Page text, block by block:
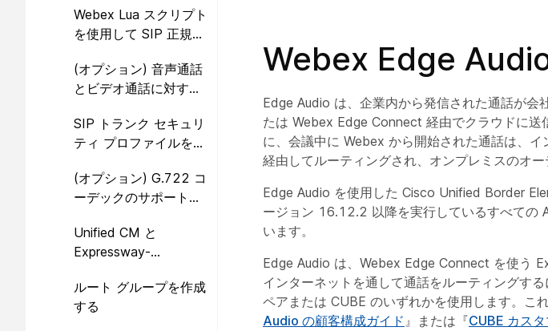
Webex Lua スクリプト
を使用して SIP 正規化
(オプション) 音声通話
とビデオ通話に対する
ポートを設定する
SIP トランク セキュリ
ティ プロファイルを作
(オプション) G.722 コ
ーデックのサポートを
Unified CM と
Expressway-
間の新しいトランクを
作成する
ルート グループを作成
する
Webex Edge
Edge Audio は、企業内から発信された通話が会
たは Webex Edge Connect 経由でクラウドに
に、会議中に Webex から開始された通話は、
経由してルーティングされ、オンプレミスのオー
Edge Audio を使用した Cisco Unified Border
ージョン 16.12.2 以降を実行しているすべての
います。
Edge Audio は、Webex Edge Connect を使う
インターネットを通して通話をルーティングす
ペアまたは CUBE のいずれかを使用します。こ
Audio の顧客構成ガイド 』または『CUBE カス